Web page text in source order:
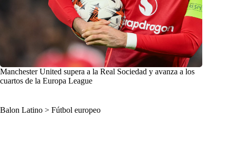
Manchester United supera a la Real Sociedad y avanza a los
cuartos de la Europa League
Balon Latino > Fútbol europeo